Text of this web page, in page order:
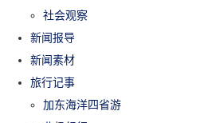
社会观察
新闻报导
新闻素材
旅行记事
加东海洋四省游